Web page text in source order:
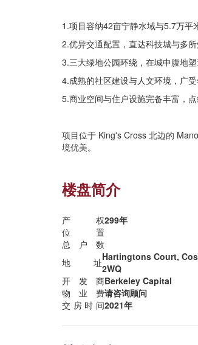
1.项目容纳42亩宁静水域与5.7万平
2.优异交通配置，直达科技城与多
3.三大绿地公园环绕，在城中腹地
4.成熟的社区建设与人文环境，广
5.商业空间与住户设施完备丰富，
项目位于 King's Cross 北边的
境优美。
楼盘简介
产权299年
位置
总户数
地址Hartingtons Court,
2WQ
开发商Berkeley Capital
物业费请咨询顾问
交房时间2021年